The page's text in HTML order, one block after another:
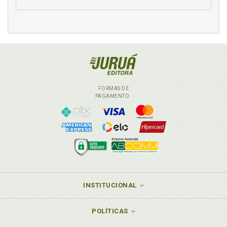
FORMAS DE
PAGAMENTO
INSTITUCIONAL
POLÍTICAS